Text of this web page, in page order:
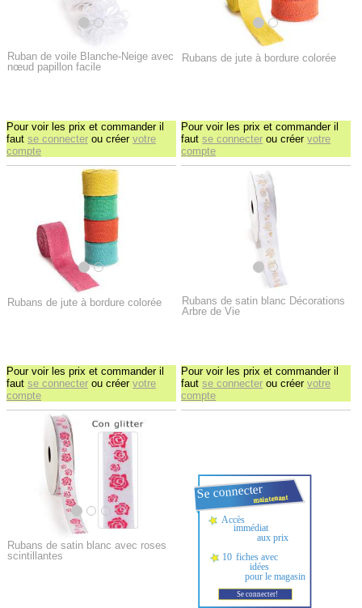
Ruban de voile Blanche-Neige avec
nœud papillon facile
Pour voir les prix et commander il
faut se connecter ou créer votre
compte
Rubans de jute à bordure colorée
Pour voir les prix et commander il
fautse connecter ou créervotre
compte
Rubans de jute à bordure colorée
Pour voir les prix et commander il
faut se connecter ou créer votre
compte
Rubans de satin blanc Décorations
Arbre de Vie
Pour voir les prix et commander il
fautse connecter ou créervotre
compte
Rubans de satin blanc avec roses
scintillantes